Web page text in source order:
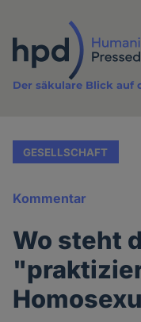
Inhalt
Der säkulare Blick auf
GESELLSCHAFT
Kommentar
Wo steht